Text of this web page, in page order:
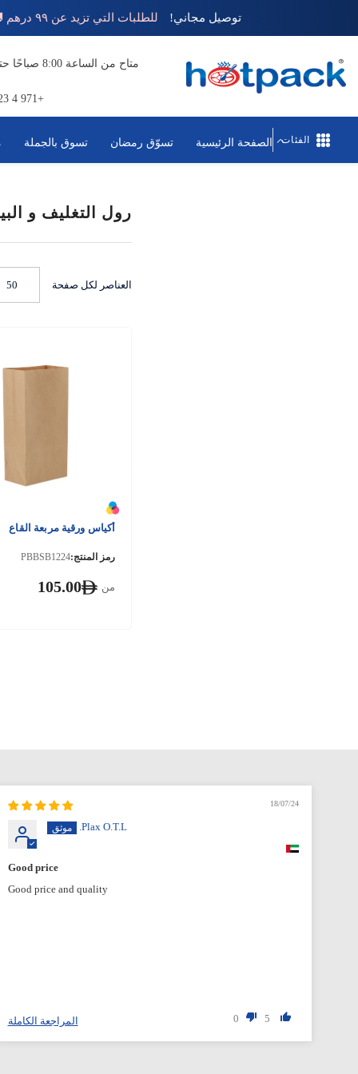
توصيل مجاني! للطلبات التي تزيد عن ٩٩ درهم 🚚
+971 4 823 1111
الفئات الصفحة الرئيسية تسوّق رمضان تسوق بالجملة
رول التغليف و
العناصر لكل صفحة 50
أكياس ورقية مربعة القاع
رمز المنتج:PBBSB1224
من 105.00
18/07/24
Plax O.T.L.
Good price
Good price and quality
5
0 المراجعة الكاملة